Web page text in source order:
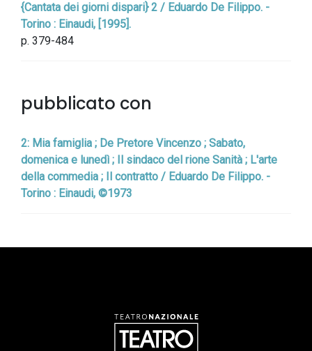
{Cantata dei giorni dispari} 2 / Eduardo De Filippo. -
Torino : Einaudi, [1995].
p. 379-484
pubblicato con
2: Mia famiglia ; De Pretore Vincenzo ; Sabato,
domenica e lunedì ; Il sindaco del rione Sanità ; L'arte
della commedia ; Il contratto / Eduardo De Filippo. -
Torino : Einaudi, ©1973